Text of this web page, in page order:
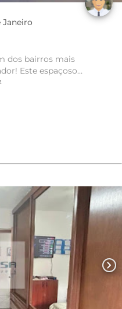
- Rio de Janeiro
dos bairros mais
Este espaçoso
chevron_right